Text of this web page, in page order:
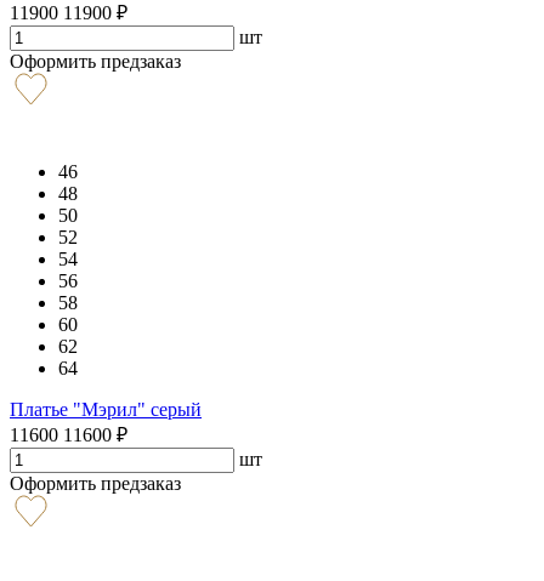
11900 11900 ₽
шт
Оформить предзаказ
46
48
50
52
54
56
58
60
62
64
Платье "Мэрил" серый
11600 11600 ₽
шт
Оформить предзаказ